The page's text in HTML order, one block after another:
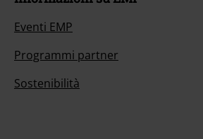
Eventi EMP
Programmi partner
Sostenibilità